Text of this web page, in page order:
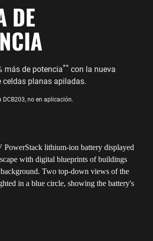
DE
más de potencia** con la nueva
celdas planas apiladas.
no en aplicación.